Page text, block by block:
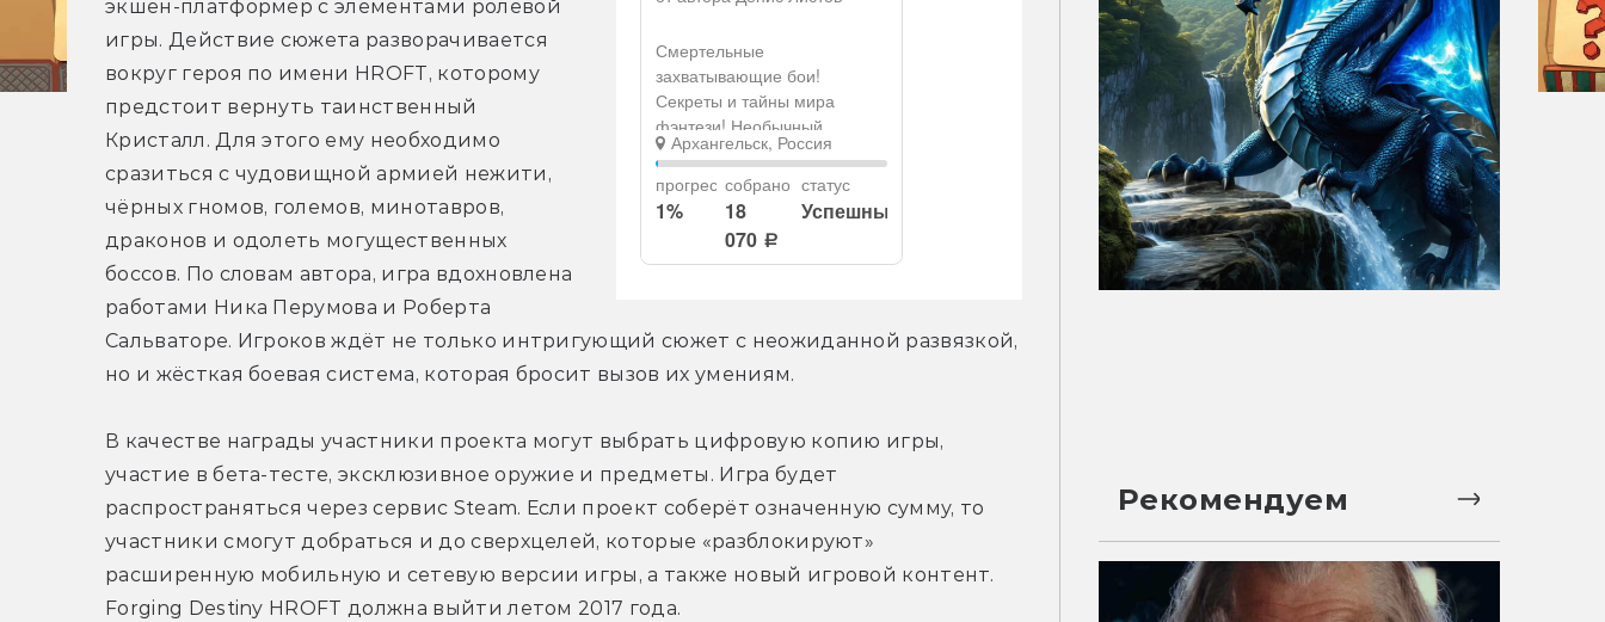
экшен-платформер с элементами ролевой
игры. Действие сюжета разворачивается
вокруг героя по имени HROFT, которому
предстоит вернуть таинственный
Кристалл. Для этого ему необходимо
сразиться с чудовищной армией нежити,
чёрных гномов, големов, минотавров,
драконов и одолеть могущественных
боссов. По словам автора, игра вдохновлена
работами Ника Перумова и Роберта
Сальваторе. Игроков ждёт не только интригующий сюжет с неожиданной развязкой,
но и жёсткая боевая система, которая бросит вызов их умениям.
В качестве награды участники проекта могут выбрать цифровую копию игры,
участие в бета-тесте, эксклюзивное оружие и предметы. Игра будет
распространяться через сервис Steam. Если проект соберёт означенную сумму, то
участники смогут добраться и до сверхцелей, которые «разблокируют»
расширенную мобильную и сетевую версии игры, а также новый игровой контент.
Forging Destiny HROFT должна выйти летом 2017 года.
Рекомендуем